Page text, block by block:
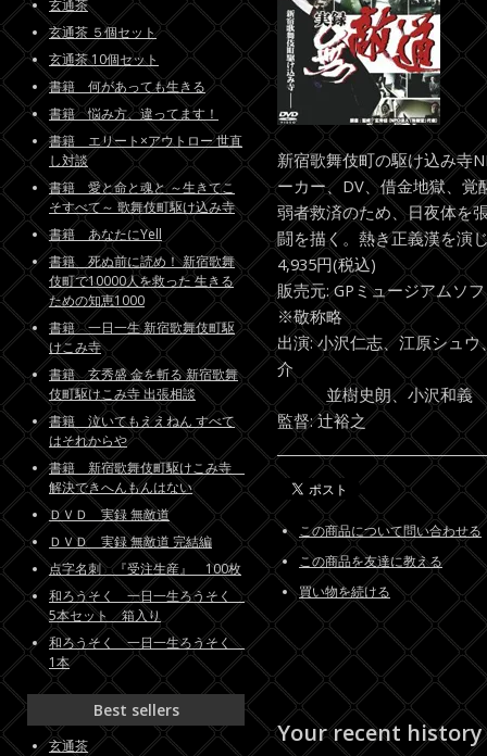
新宿歌舞伎町の駆け込み寺
ーカー、DV、借金地獄、覚
弱者救済のため、日夜体を
闘を描く。熱き正義漢を演
4,935円(税込)
販売元: GPミュージアムソ
※敬称略
出演: 小沢仁志、江原シュ
介
並樹史朗、小沢和義
監督: 辻裕之
この商品について問い合わせる
この商品を友達に教える
買い物を続ける
Your recent history
玄通茶
玄通茶 ５個セット
玄通茶 10個セット
書籍 何があっても生きる
書籍 悩み方、違ってます！
書籍 エリート×アウトロー 世直
し対談
書籍 愛と命と魂と ～生きてこ
そすべて～ 歌舞伎町駆け込み寺
書籍 あなたにYell
書籍 死ぬ前に読め！ 新宿歌舞
伎町で10000人を救った 生きる
ための知恵1000
書籍 一日一生 新宿歌舞伎町駆
けこみ寺
書籍 玄秀盛 金を斬る 新宿歌舞
伎町駆けこみ寺 出張相談
書籍 泣いてもええねん すべて
はそれからや
書籍 新宿歌舞伎町駆けこみ寺
解決できへんもんはない
ＤＶＤ 実録 無敵道
ＤＶＤ 実録 無敵道 完結編
点字名刺 『受注生産』 100枚
和ろうそく 一日一生ろうそく
5本セット 箱入り
和ろうそく 一日一生ろうそく
1本
Best sellers
玄通茶